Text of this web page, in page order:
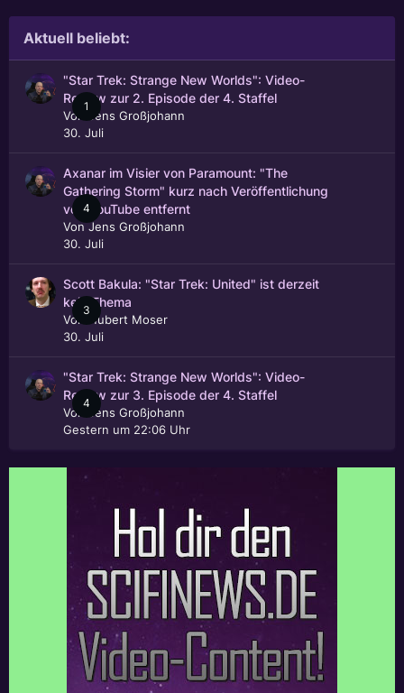
Aktuell beliebt:
1
"Star Trek: Strange New Worlds": Video-
Review zur 2. Episode der 4. Staffel
Von
Jens Großjohann
30. Juli
4
Axanar im Visier von Paramount: "The
Gathering Storm" kurz nach Veröffentlichung
von YouTube entfernt
VonJens Großjohann
30. Juli
3
Scott Bakula: "Star Trek: United" ist derzeit
kein Thema
Von
Hubert Moser
30. Juli
4
"Star Trek: Strange New Worlds": Video-
Review zur 3. Episode der 4. Staffel
Von
Jens Großjohann
Gestern um 22:06 Uhr